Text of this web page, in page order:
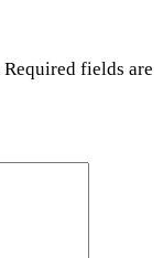
Required fields are